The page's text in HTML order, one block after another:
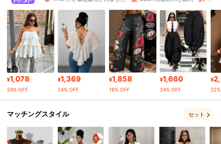
4.83 351K フォロワー
351K フォロワー
4.83 351K フォロワー
4.83 351K フォロワー
¥1,078
24% OFF
¥1,369
24% OFF
¥1,858
16% OFF
¥1,660
24% OFF
¥
マッチングスタイル セット